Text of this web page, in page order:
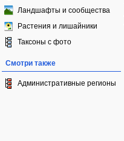
Ландшафты и сообщества
Растения и лишайники
Таксоны с фото
Смотри также
Административные регионы